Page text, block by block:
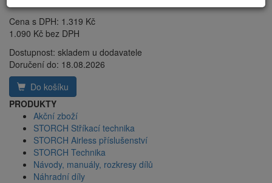
Cena s DPH: 1.319 Kč
1.090 Kč bez DPH
Dostupnost: skladem u dodavatele
Doručení do: 18.08.2026
Do košíku
PRODUKTY
Akční zboží
STORCH Stříkací technika
STORCH Airless příslušenství
STORCH Technika
Návody, manuály, rozkresy dílů
Náhradní díly